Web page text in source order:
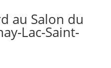
au Salon du
Lac-Saint-